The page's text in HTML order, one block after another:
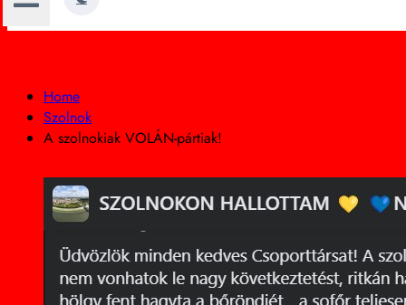
Home
Szolnok
A szolnokiak VOLÁN-pártiak!